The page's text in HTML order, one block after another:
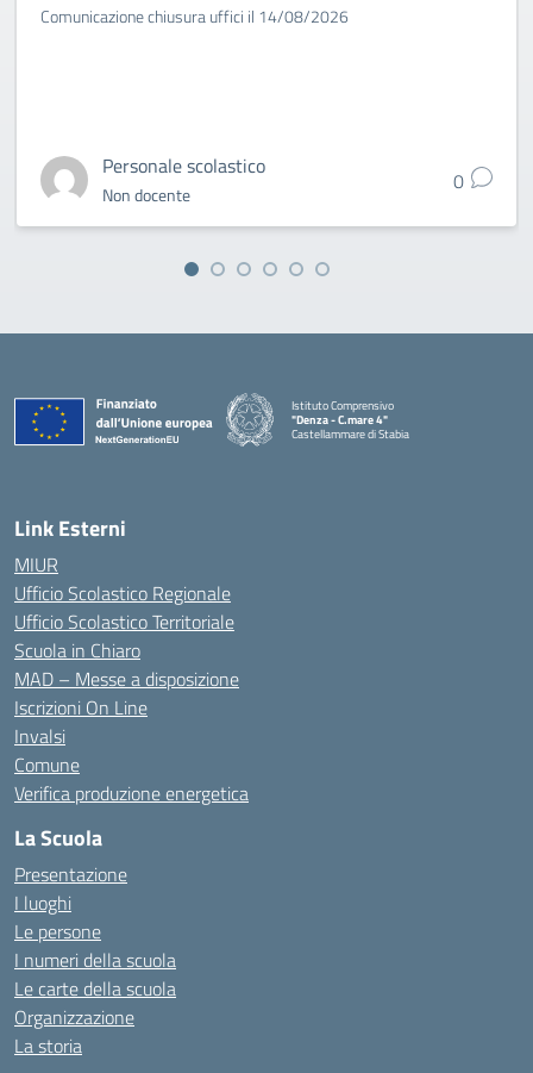
Comunicazione chiusura uffici il 14/08/2026
Personale scolastico
Non docente 0
Istituto Comprensivo
"Denza - C.mare 4"
Castellammare di Stabia
Link Esterni
MIUR
Ufficio Scolastico Regionale
Ufficio Scolastico Territoriale
Scuola in Chiaro
MAD – Messe a disposizione
Iscrizioni On Line
Invalsi
Comune
Verifica produzione energetica
La Scuola
Presentazione
I luoghi
Le persone
I numeri della scuola
Le carte della scuola
Organizzazione
La storia